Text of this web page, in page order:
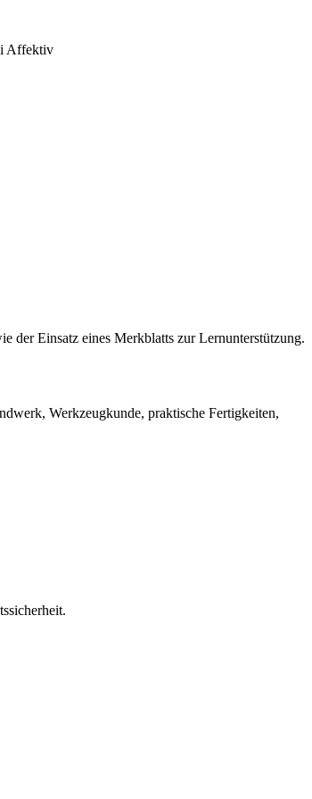
Affektiv
der Einsatz eines Merkblatts zur Lernunterstützung.
Werkzeugkunde, praktische Fertigkeiten,